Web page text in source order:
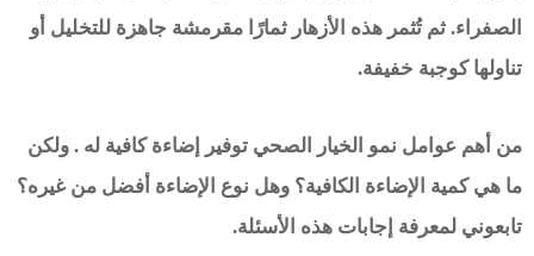
الصفراء. ثم تُثمر هذه الأزهار ثمارًا مقرمشة جاهزة للتخليل أو
تناولها كوجبة خفيفة.
من أهم عوامل نمو الخيار الصحي توفير إضاءة كافية له . ولكن
ما هي كمية الإضاءة الكافية؟ وهل نوع الإضاءة أفضل من غيره؟
تابعوني لمعرفة إجابات هذه الأسئلة.